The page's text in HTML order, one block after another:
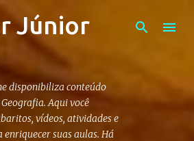
o conteúdo principal
Júnior
disponibiliza conteúdo
Aqui você
vídeos, atividades e
enriquecer suas aulas. Há